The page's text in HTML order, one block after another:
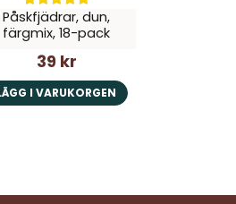
Påskfjädrar, dun,
färgmix, 18-pack
39 kr
I VARUKORGEN